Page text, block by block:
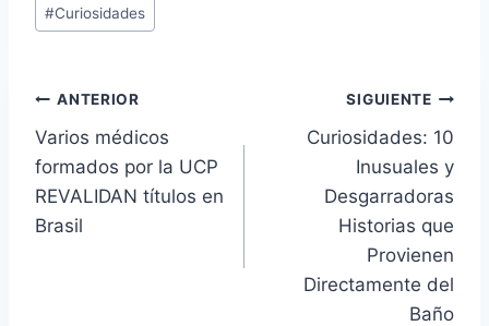
#Curiosidades
ANTERIOR
Varios médicos
formados por la UCP
REVALIDAN títulos en
Brasil
SIGUIENTE
Curiosidades: 10
Inusuales y
Desgarradoras
Historias que
Provienen
Directamente del
Baño